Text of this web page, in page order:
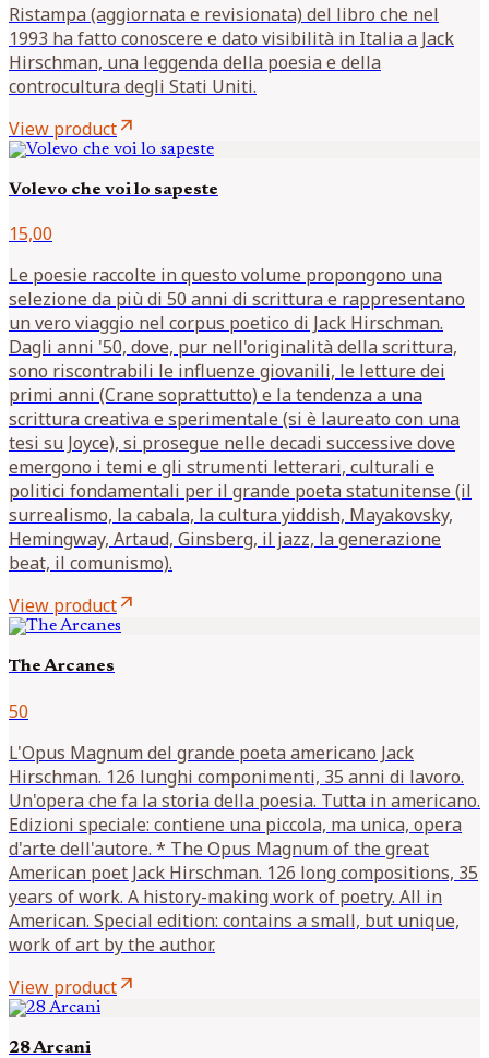
Ristampa (aggiornata e revisionata) del libro che nel
1993 ha fatto conoscere e dato visibilità in Italia a Jack
Hirschman, una leggenda della poesia e della
controcultura degli Stati Uniti.
View productarrow_outward
Volevo che voi lo sapeste
15,00
Le poesie raccolte in questo volume propongono una
selezione da più di 50 anni di scrittura e rappresentano
un vero viaggio nel corpus poetico di Jack Hirschman.
Dagli anni '50, dove, pur nell'originalità della scrittura,
sono riscontrabili le influenze giovanili, le letture dei
primi anni (Crane soprattutto) e la tendenza a una
scrittura creativa e sperimentale (si è laureato con una
tesi su Joyce), si prosegue nelle decadi successive dove
emergono i temi e gli strumenti letterari, culturali e
politici fondamentali per il grande poeta statunitense (il
surrealismo, la cabala, la cultura yiddish, Mayakovsky,
Hemingway, Artaud, Ginsberg, il jazz, la generazione
beat, il comunismo).
View productarrow_outward
The Arcanes
50
L'Opus Magnum del grande poeta americano Jack
Hirschman. 126 lunghi componimenti, 35 anni di lavoro.
Un'opera che fa la storia della poesia. Tutta in americano.
Edizioni speciale: contiene una piccola, ma unica, opera
d'arte dell'autore. * The Opus Magnum of the great
American poet Jack Hirschman. 126 long compositions, 35
years of work. A history-making work of poetry. All in
American. Special edition: contains a small, but unique,
work of art by the author.
View productarrow_outward
28 Arcani